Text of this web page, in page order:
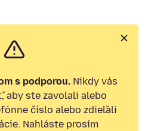
s podporou. Nikdy vás
aby ste zavolali alebo
číslo alebo zdieľali
Nahláste prosím